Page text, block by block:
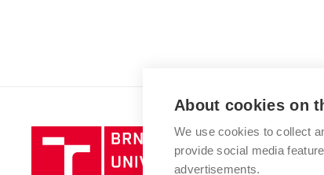
Brno
University
About cookies on
We use cookies to collect
provide social media
advertisements.